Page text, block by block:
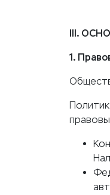
III.
1.